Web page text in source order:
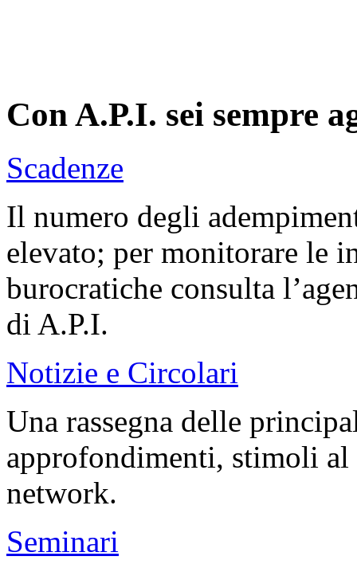
Con A.P.I. sei sempre
Scadenze
Il numero degli
elevato; per monitorare le
burocratiche consulta
di A.P.I.
Notizie e Circolari
Una rassegna delle
approfondimenti, stimoli al
network.
Seminari